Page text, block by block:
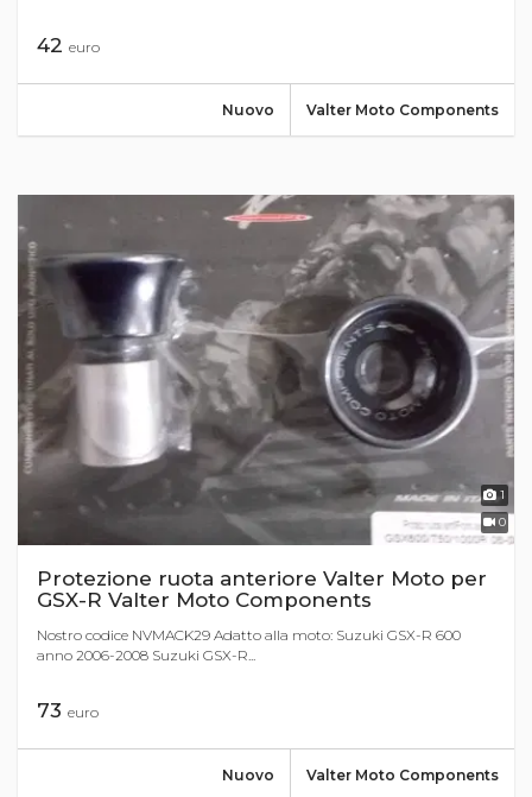
42 euro
Valter Moto Components
Nuovo
1
0
Protezione ruota anteriore Valter Moto per
GSX-R Valter Moto Components
Nostro codice NVMACK29 Adatto alla moto: Suzuki GSX-R 600
anno 2006-2008 Suzuki GSX-R...
73 euro
Valter Moto Components
Nuovo